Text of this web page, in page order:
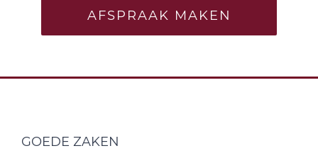
AFSPRAAK MAKEN
GOEDE ZAKEN